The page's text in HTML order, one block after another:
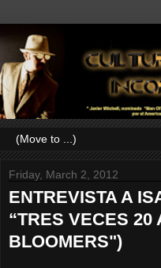
Friday, March 2, 2012
ENTREVISTA A
“TRES VECES 20
BLOOMERS")